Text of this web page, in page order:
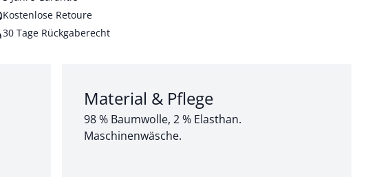
Kostenlose Retoure
30 Tage Rückgaberecht
Abschnitt 3 von 3:
Material & Pflege
98 % Baumwolle, 2 % Elasthan.
Maschinenwäsche.